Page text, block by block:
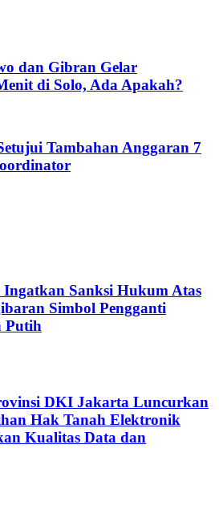
dan Gibran Gelar
di Solo, Ada Apakah?
Tambahan Anggaran 7
Sanksi Hukum Atas
Simbol Pengganti
Putih
DKI Jakarta Luncurkan
Hak Tanah Elektronik
Kualitas Data dan